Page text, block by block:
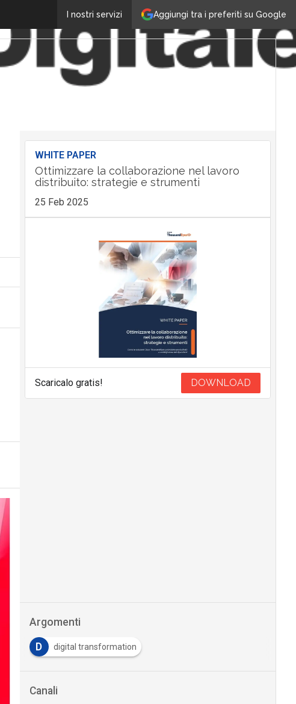
Aggiungi tra i preferiti su Google
I nostri servizi
WHITE PAPER
Ottimizzare la collaborazione nel lavoro
distribuito: strategie e strumenti
25 Feb 2025
Scaricalo gratis! DOWNLOAD
Argomenti
D digital transformation
Canali